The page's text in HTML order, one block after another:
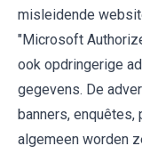
misleidende
"Microsoft
ook opdringerige
gegevens. De
banners, enquêtes,
algemeen worden